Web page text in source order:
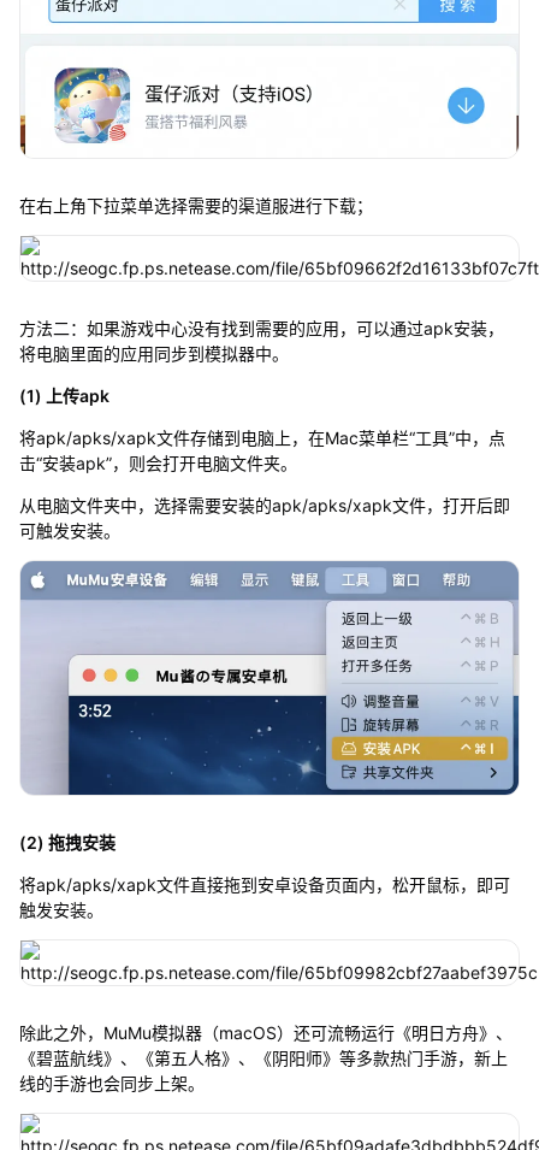
在右上角下拉菜单选择需要的渠道服进行下载；
方法二：如果游戏中心没有找到需要的应用，可以通过apk安装，
将电脑里面的应用同步到模拟器中。
(1) 上传apk
将apk/apks/xapk文件存储到电脑上，在Mac菜单栏“工具”中，点
击“安装apk”，则会打开电脑文件夹。
从电脑文件夹中，选择需要安装的apk/apks/xapk文件，打开后即
可触发安装。
(2) 拖拽安装
将apk/apks/xapk文件直接拖到安卓设备页面内，松开鼠标，即可
触发安装。
除此之外，MuMu模拟器（macOS）还可流畅运行《明日方舟》、
《碧蓝航线》、《第五人格》、《阴阳师》等多款热门手游，新上
线的手游也会同步上架。